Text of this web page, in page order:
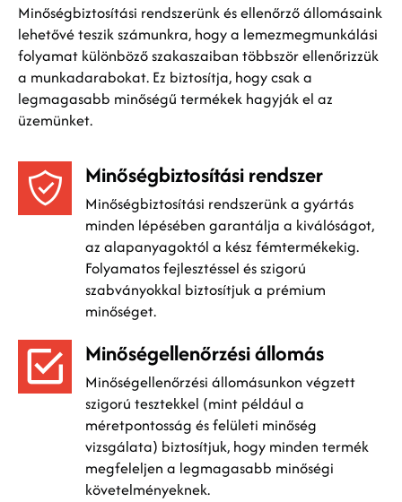
Minőségbiztosítási rendszerünk és ellenőrző állomásaink
lehetővé teszik számunkra, hogy a lemezmegmunkálási
folyamat különböző szakaszaiban többször ellenőrizzük
a munkadarabokat. Ez biztosítja, hogy csak a
legmagasabb minőségű termékek hagyják el az
üzemünket.
Minőségbiztosítási rendszer
Minőségbiztosítási rendszerünk a gyártás
minden lépésében garantálja a kiválóságot,
az alapanyagoktól a kész fémtermékekig.
Folyamatos fejlesztéssel és szigorú
szabványokkal biztosítjuk a prémium
minőséget.
Minőségellenőrzési állomás
Minőségellenőrzési állomásunkon végzett
szigorú tesztekkel (mint például a
méretpontosság és felületi minőség
vizsgálata) biztosítjuk, hogy minden termék
megfeleljen a legmagasabb minőségi
követelményeknek.